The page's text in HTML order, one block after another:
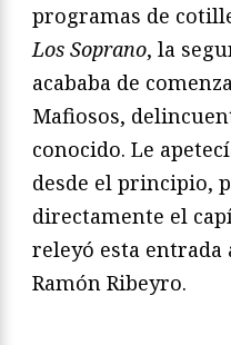
programas de
Los Soprano, la
acababa de
Mafiosos,
conocido. Le
desde el principio,
directamente el
releyó esta entrada
Ramón Ribeyro.